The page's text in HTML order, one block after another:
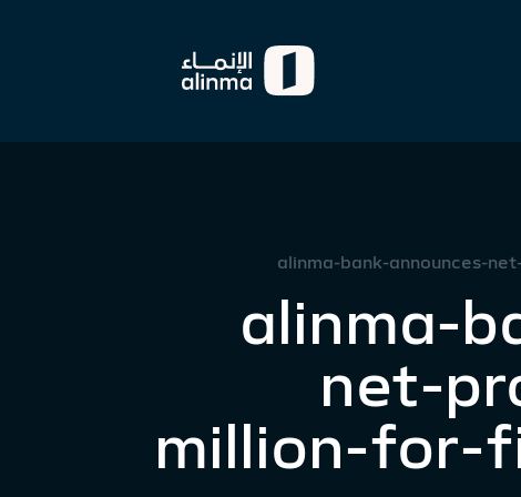
alinma-bank-announces-
alinma-
net-
million-for-